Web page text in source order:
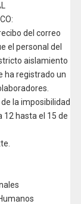
del correo
el personal del
aislamiento
ha registrado un
la imposibilidad
12 hasta el 15 de